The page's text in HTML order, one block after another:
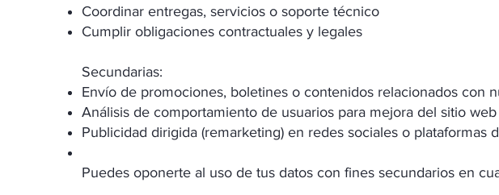
Coordinar entregas, servicios o soporte técnico
Cumplir obligaciones contractuales y legales
Secundarias:
Envío de promociones, boletines o contenidos relacionados con
Análisis de comportamiento de usuarios para mejora del sitio web
Publicidad dirigida (remarketing) en redes sociales o plataformas
Puedes oponerte al uso de tus datos con fines secundarios en